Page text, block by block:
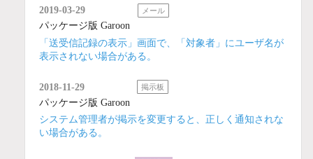
2019-03-29 メール
パッケージ版 Garoon
「送受信記録の表示」画面で、「対象者」にユーザ名が
表示されない場合がある。
2018-11-29 掲示板
パッケージ版 Garoon
システム管理者が掲示を変更すると、正しく通知されな
い場合がある。